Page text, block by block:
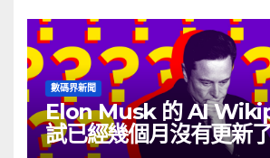
數碼界新聞
Elon Musk 的 AI
試已經幾個月沒有更新